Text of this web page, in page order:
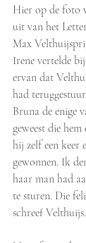
Hier op de foto
uit van het
Max
Irene vertelde
ervan dat
had
Bruna de enige
geweest die
hij zelf een keer
gewonnen. Ik
haar man had
te sturen. Die
schreef Velthuijs.